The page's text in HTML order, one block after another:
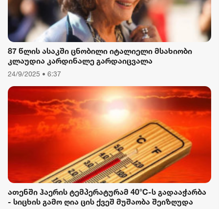
87 წლის ასაკში ცნობილი იტალიელი მსახიობი
კლაუდია კარდინალე გარდაიცვალა
24/9/2025 • 6:37
ათენში ჰაერის ტემპერატურამ 40°C-ს გადააჭარბა
- სიცხის გამო ღია ცის ქვეშ მუშაობა შეიზღუდა